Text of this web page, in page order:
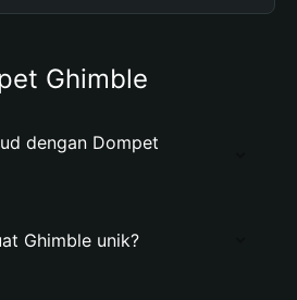
Ghimble
dengan Dompet
Ghimble unik?